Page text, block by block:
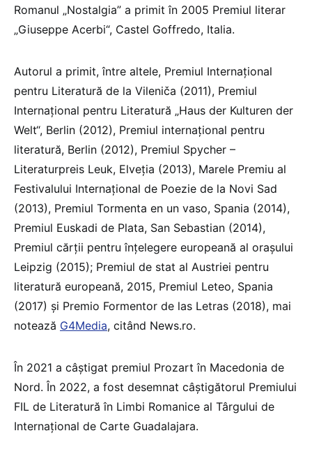
Romanul „Nostalgia” a primit în 2005 Premiul literar
„Giuseppe Acerbi“, Castel Goffredo, Italia.
Autorul a primit, între altele, Premiul Internaţional
pentru Literatură de la Vileniča (2011), Premiul
Internaţional pentru Literatură „Haus der Kulturen der
Welt“, Berlin (2012), Premiul internaţional pentru
literatură, Berlin (2012), Premiul Spycher –
Literaturpreis Leuk, Elveţia (2013), Marele Premiu al
Festivalului Internaţional de Poezie de la Novi Sad
(2013), Premiul Tormenta en un vaso, Spania (2014),
Premiul Euskadi de Plata, San Sebastian (2014),
Premiul cărţii pentru înţelegere europeană al oraşului
Leipzig (2015); Premiul de stat al Austriei pentru
literatură europeană, 2015, Premiul Leteo, Spania
(2017) şi Premio Formentor de las Letras (2018), mai
notează G4Media, citând News.ro.
În 2021 a câştigat premiul Prozart în Macedonia de
Nord. În 2022, a fost desemnat câştigătorul Premiului
FIL de Literatură în Limbi Romanice al Târgului de
Internaţional de Carte Guadalajara.